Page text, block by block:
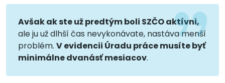
Avšak ak ste už predtým boli SZČO aktívni,
ale ju už dlhší čas nevykonávate, nastáva menší
problém. V evidencii Úradu práce musíte byť
minimálne dvanásť mesiacov.